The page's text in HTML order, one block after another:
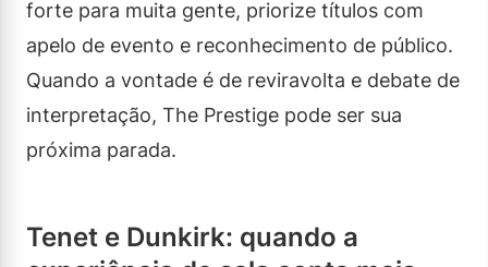
forte para muita gente, priorize títulos com
apelo de evento e reconhecimento de público.
Quando a vontade é de reviravolta e debate de
interpretação, The Prestige pode ser sua
próxima parada.
Tenet e Dunkirk: quando a